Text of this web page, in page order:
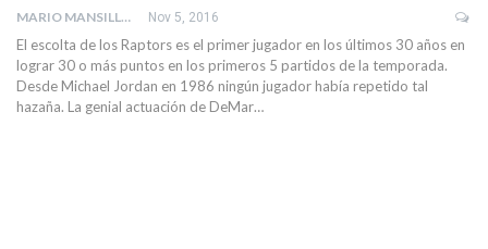
MARIO MANSILLA Nov 5, 2016
El escolta de los Raptors es el primer jugador en los últimos 30 años en
lograr 30 o más puntos en los primeros 5 partidos de la temporada.
Desde Michael Jordan en 1986 ningún jugador había repetido tal
hazaña. La genial actuación de DeMar…